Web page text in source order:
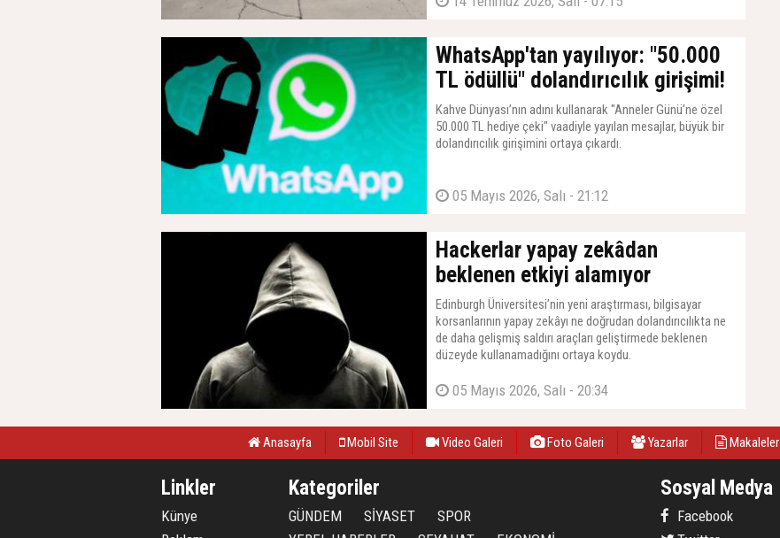
imza atıyor.
WhatsApp'tan yayılıyor: "50.000
TL ödüllü" dolandırıcılık girişimi!
Kahve Dünyası’nın adını kullanarak "Anneler Günü'ne özel
50.000 TL hediye çeki" vaadiyle yayılan mesajlar, büyük bir
dolandırıcılık girişimini ortaya çıkardı.
05 Mayıs 2026, Salı - 21:12
Hackerlar yapay zekâdan
beklenen etkiyi alamıyor
Edinburgh Üniversitesi’nin yeni araştırması, bilgisayar
korsanlarının yapay zekâyı ne doğrudan dolandırıcılıkta ne
de daha gelişmiş saldırı araçları geliştirmede beklenen
düzeyde kullanamadığını ortaya koydu.
05 Mayıs 2026, Salı - 20:34
Anasayfa Mobil Site Video Galeri Foto Galeri Yazarlar Makaleler
Linkler
Künye
Kategoriler
GÜNDEM SİYASET
SPOR
Sosyal Medya
Facebook